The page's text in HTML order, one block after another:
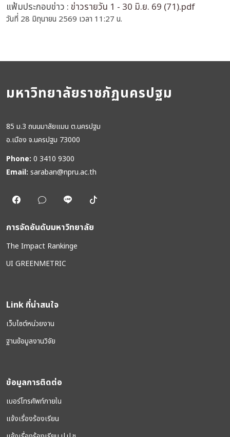
แฟ้มประกอบข่าว :ข่าวรายวัน 1 - 30 มิ.ย. 69 (71).pdf
วันที่ 28 มิถุนายน 2569 เวลา 11:27 น.
มหาวิทยาลัยราชภัฏนครปฐม
85 ม.3 ถนนมาลัยแมน ต.นครปฐม
อ.เมือง จ.นครปฐม 73000
Phone: 0 3410 9300
Email: saraban@npru.ac.th
การจัดอันดับมหาวิทยาลัย
The Impact Rankinge
UI GREENMETRIC
Link ที่น่าสนใจ
เว็บไซต์หน่วยงาน
ฐานข้อมูลงานวิจัย
ข้อมูลการติดต่อ
เบอร์โทรศัพท์ภายใน
แจ้งเรื่องร้องเรียน